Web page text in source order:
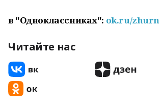
в "Одноклассниках": ok.ru/
Читайте нас